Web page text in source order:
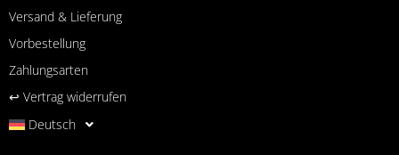
Versand & Lieferung
Vorbestellung
Zahlungsarten
↩︎ Vertrag widerrufen
Deutsch